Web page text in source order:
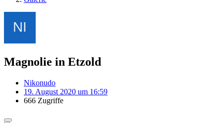
Magnolie in Etzold
Nikonudo
19. August 2020 um 16:59
666 Zugriffe